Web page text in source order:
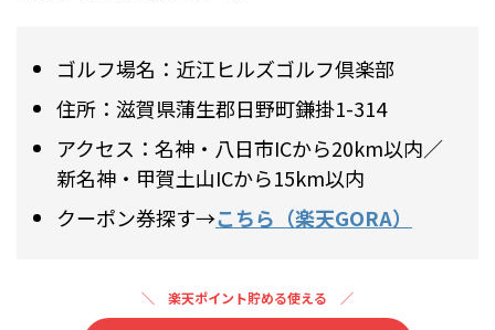
ゴルフ場名：近江ヒルズゴルフ倶楽部
住所：滋賀県蒲生郡日野町鎌掛1-314
アクセス：名神・八日市ICから20km以内／
新名神・甲賀土山ICから15km以内
クーポン券探す→こちら（楽天GORA）
楽天ポイント貯める使える